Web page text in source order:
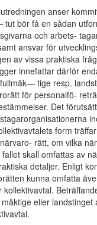
anser
bör få en sådan
och arbets-
ansvar för
av vissa praktiska
innefattar därför
tige resp.
för personalfö-
Det
form
rätt, om vilka
skall omfattas av
detaljer. Enligt
kunna omfatta
kollektivavtal.
eller landstinget